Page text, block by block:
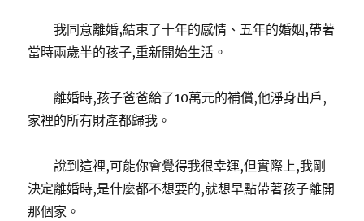
我同意離婚,結束了十年的感情、五年的婚姻,帶著
當時兩歲半的孩子,重新開始生活。
離婚時,孩子爸爸給了10萬元的補償,他淨身出戶,
家裡的所有財產都歸我。
說到這裡,可能你會覺得我很幸運,但實際上,我剛
決定離婚時,是什麼都不想要的,就想早點帶著孩子離開
那個家。